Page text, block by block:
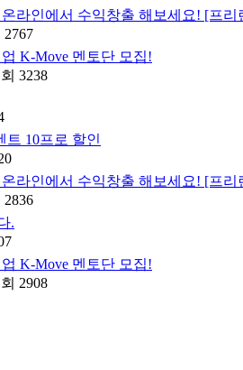
라인에서 수익창출 해보세요! [프리
2767
K-Move 멘토단 모집!
3238
트 10프로 할인
라인에서 수익창출 해보세요! [프리
2836
.
K-Move 멘토단 모집!
2908